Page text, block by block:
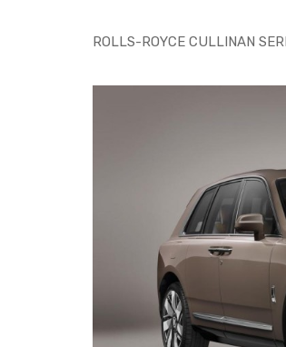
ROLLS-ROYCE CULLINAN